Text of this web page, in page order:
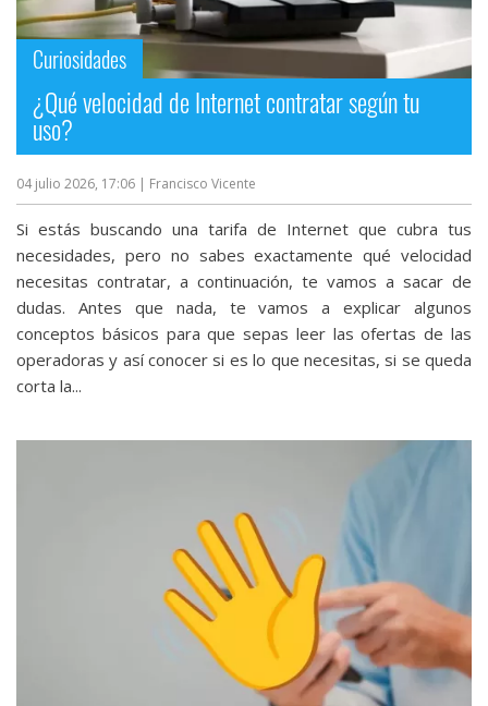
Operadores
Trucos
y
Tutoriales
Ciberseguridad
Sistemas
operativos
Curiosidades
¿Qué velocidad de Internet contratar según tu
uso?
04 julio 2026, 17:06 | Francisco Vicente
Si estás buscando una tarifa de Internet que cubra tus
necesidades, pero no sabes exactamente qué velocidad
necesitas contratar, a continuación, te vamos a sacar de
dudas. Antes que nada, te vamos a explicar algunos
conceptos básicos para que sepas leer las ofertas de las
operadoras y así conocer si es lo que necesitas, si se queda
corta la...